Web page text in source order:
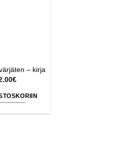
– kirja
€